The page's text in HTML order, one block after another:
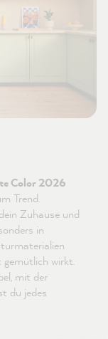
Color 2026
Trend.
Zuhause und
in
gemütlich wirkt.
mit der
du jedes